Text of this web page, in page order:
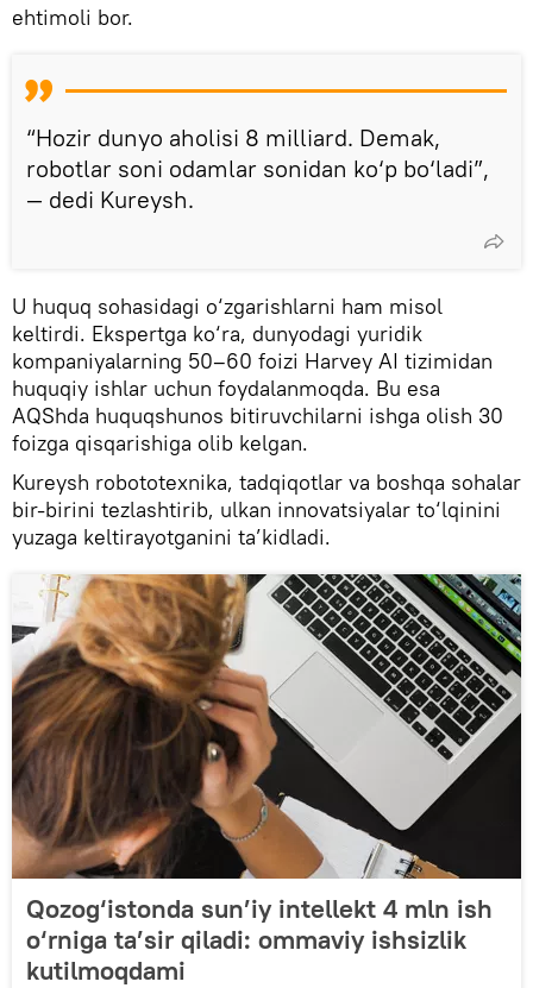
ehtimoli bor.
“Hozir dunyo aholisi 8 milliard. Demak,
robotlar soni odamlar sonidan ko‘p bo‘ladi”,
— dedi Kureysh.
U huquq sohasidagi o‘zgarishlarni ham misol
keltirdi. Ekspertga ko‘ra, dunyodagi yuridik
kompaniyalarning 50–60 foizi Harvey AI tizimidan
huquqiy ishlar uchun foydalanmoqda. Bu esa
AQShda huquqshunos bitiruvchilarni ishga olish 30
foizga qisqarishiga olib kelgan.
Kureysh robototexnika, tadqiqotlar va boshqa sohalar
bir-birini tezlashtirib, ulkan innovatsiyalar to‘lqinini
yuzaga keltirayotganini ta’kidladi.
Qozog‘istonda sun’iy intellekt 4 mln ish
o‘rniga ta’sir qiladi: ommaviy ishsizlik
kutilmoqdami